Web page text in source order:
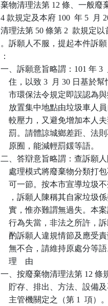
棄物清理法第 12 條、一般廢
4 款規定及本府 100  年 5  月
清理法第 50 條第 2  款規定
。訴願人不服，提起本件訴
：
一、訴願意旨略謂：101 年 3
住，以致 3  月 30 日基
市環保法令規定即誤認為
放置集中地點由垃圾車
較壓力，又避免增加本
罰。請體諒城鄉差距、
    原囿，能減輕罰鍰等語。
二、答辯意旨略謂：查訴願
處理模式將廢棄物分類打
可一節。按本市宣導垃
，訴願人陳稱其自家垃
實，惟亦難謂無過失。本
行為失當，非法之所許，
酌訴願人違規情節及應受
無不合，請維持原處分等語
    理    由
一、按廢棄物清理法第 12 條
貯存、排出、方法、設備
主管機關定之（第 1  項